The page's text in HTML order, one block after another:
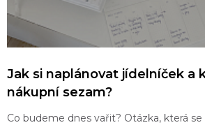
Jak si naplánovat jídelníček a
nákupní sezam?
Co budeme dnes vařit? Otázka, která se